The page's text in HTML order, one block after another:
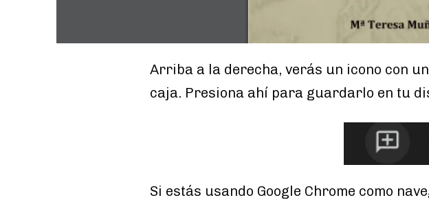
Arriba a la derecha, verás un icono con
caja. Presiona ahí para guardarlo en tu
Si estás usando Google Chrome como